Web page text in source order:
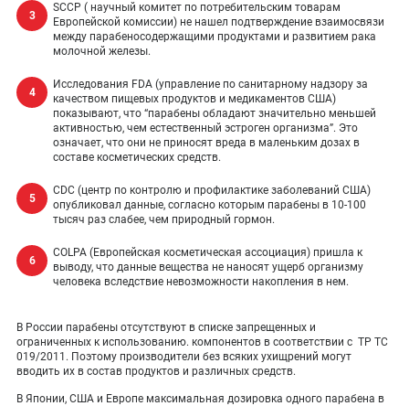
SCCP ( научный комитет по потребительским товарам
Европейской комиссии) не нашел подтверждение взаимосвязи
между парабеносодержащими продуктами и развитием рака
молочной железы.
Исследования FDA (управление по санитарному надзору за
качеством пищевых продуктов и медикаментов США)
показывают, что “парабены обладают значительно меньшей
активностью, чем естественный эстроген организма”. Это
означает, что они не приносят вреда в маленьким дозах в
составе косметических средств.
CDC (центр по контролю и профилактике заболеваний США)
опубликовал данные, согласно которым парабены в 10-100
тысяч раз слабее, чем природный гормон.
COLPA (Европейская косметическая ассоциация) пришла к
выводу, что данные вещества не наносят ущерб организму
человека вследствие невозможности накопления в нем.
В России парабены отсутствуют в списке запрещенных и
ограниченных к использованию. компонентов в соответствии с ТР ТС
019/2011. Поэтому производители без всяких ухищрений могут
вводить их в состав продуктов и различных средств.
В Японии, США и Европе максимальная дозировка одного парабена в